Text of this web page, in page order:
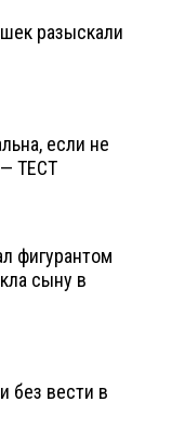
разыскали
если не
ТЕСТ
фигурантом
сыну в
без вести в